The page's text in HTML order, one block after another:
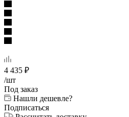
4 435 ₽
/шт
Под заказ
Нашли дешевле?
Подписаться